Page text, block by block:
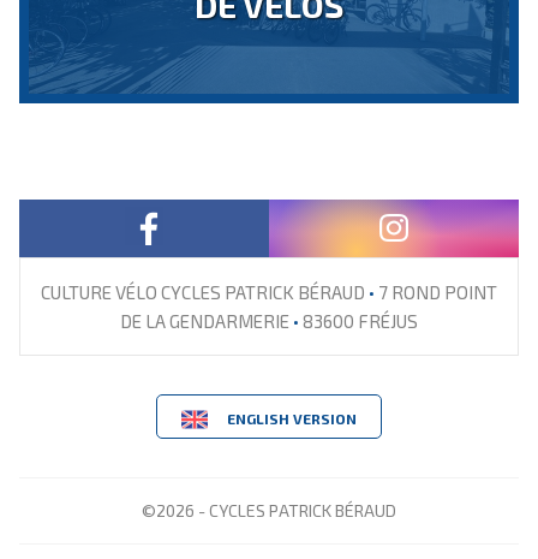
CULTURE VÉLO CYCLES PATRICK BÉRAUD • 7 ROND POINT
DE LA GENDARMERIE • 83600 FRÉJUS
ENGLISH VERSION
©2026 - CYCLES PATRICK BÉRAUD